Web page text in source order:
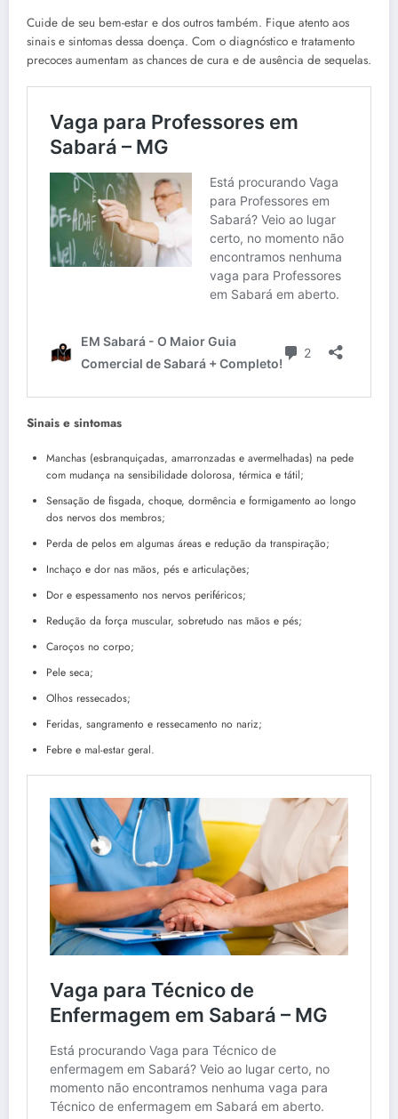
Cuide de seu bem-estar e dos outros também. Fique atento aos
sinais e sintomas dessa doença. Com o diagnóstico e tratamento
precoces aumentam as chances de cura e de ausência de sequelas.
Sinais e sintomas
Manchas (esbranquiçadas, amarronzadas e avermelhadas) na pede
com mudança na sensibilidade dolorosa, térmica e tátil;
Sensação de fisgada, choque, dormência e formigamento ao longo
dos nervos dos membros;
Perda de pelos em algumas áreas e redução da transpiração;
Inchaço e dor nas mãos, pés e articulações;
Dor e espessamento nos nervos periféricos;
Redução da força muscular, sobretudo nas mãos e pés;
Caroços no corpo;
Pele seca;
Olhos ressecados;
Feridas, sangramento e ressecamento no nariz;
Febre e mal-estar geral.